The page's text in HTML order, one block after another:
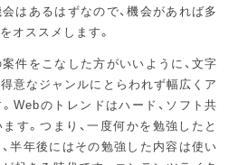
はあるはずなので、機会があれば多
オススメします。
件をこなした方がいいように、文字
意なジャンルにとらわれず幅広くア
Webのトレンドはハード、ソフト共
す。つまり、一度何かを勉強したと
半年後にはその勉強した内容は使い